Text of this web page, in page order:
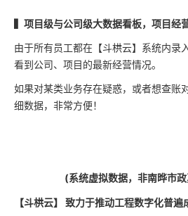
▍项目级与公司级大数据看板，项目经
由于所有员工都在【斗栱云】系统内录
看到公司、项目的最新经营情况。
如果对某类业务存在疑惑，或者想查账
细数据，非常方便！
(系统虚拟数据，非南晔市
【斗栱云】 致力于推动工程数字化普遍